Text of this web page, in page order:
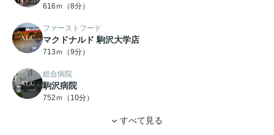
616ｍ（8分）
ファーストフード
マクドナルド 駒沢大学店
713ｍ（9分）
総合病院
駒沢病院
752ｍ（10分）
すべて見る